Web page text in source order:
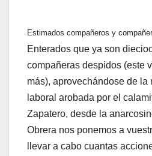
Estimados compañeros y
Enterados que ya son
compañeras despidos (este
más), aprovechándose de la
laboral arobada por el
Zapatero, desde la
Obrera nos ponemos a
llevar a cabo cuantas